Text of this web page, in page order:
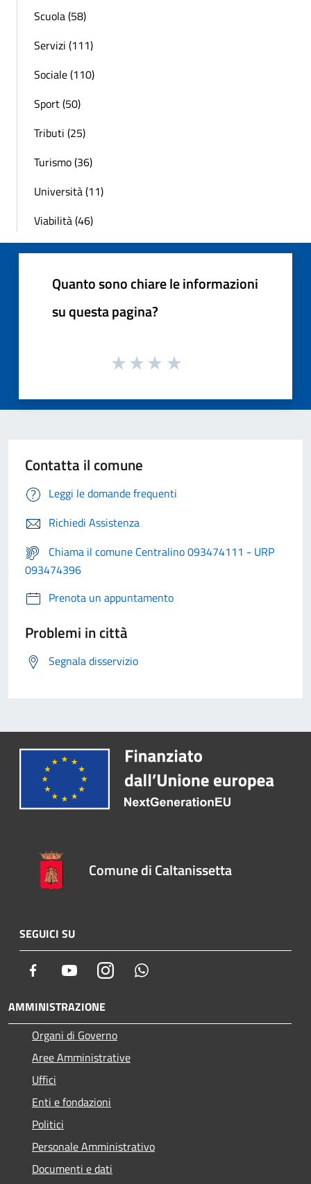
Scuola (58)
Servizi (111)
Sociale (110)
Sport (50)
Tributi (25)
Turismo (36)
Università (11)
Viabilità (46)
Quanto sono chiare le informazioni
su questa pagina?
Contatta il comune
Leggi le domande frequenti
Richiedi Assistenza
Chiama il comune Centralino 093474111 - URP
093474396
Prenota un appuntamento
Problemi in città
Segnala disservizio
Comune di Caltanissetta
SEGUICI SU
Facebook YoutubeInstagram
AMMINISTRAZIONE
Organi di Governo
Aree Amministrative
Uffici
Enti e fondazioni
Politici
Personale Amministrativo
Documenti e dati